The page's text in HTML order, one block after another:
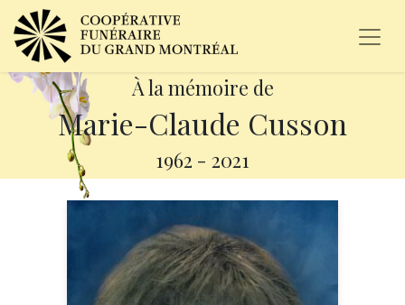
À la mémoire de
Marie-Claude Cusson
1962 - 2021